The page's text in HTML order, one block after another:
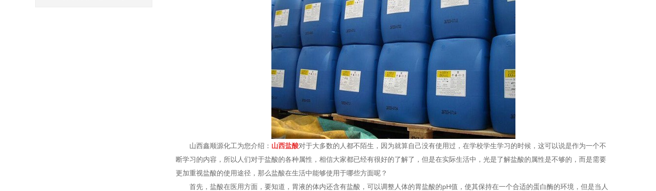
山西鑫顺源化工为您介绍： 山西盐酸对于大多数的人都不陌生，因为就算自己没有使用过，在学校学生学习的时候，这可以说是作为一个不
断学习的内容，所以人们对于盐酸的各种属性，相信大家都已经有很好的了解了，但是在实际生活中，光是了解盐酸的属性是不够的，而是需要
更加重视盐酸的使用途径，那么盐酸在生活中能够使用于哪些方面呢？
首先，盐酸在医用方面，要知道，胃液的体内还含有盐酸，可以调整人体的胃盐酸的pH值，使其保持在一个合适的蛋白酶的环境，但是当人